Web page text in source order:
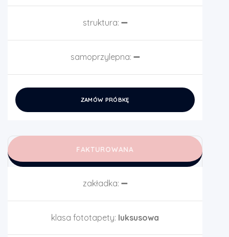
struktura: ➖
samoprzylepna: ➖
ZAMÓW PRÓBKĘ
FAKTUROWANA
zakładka: ➖
klasa fototapety: luksusowa